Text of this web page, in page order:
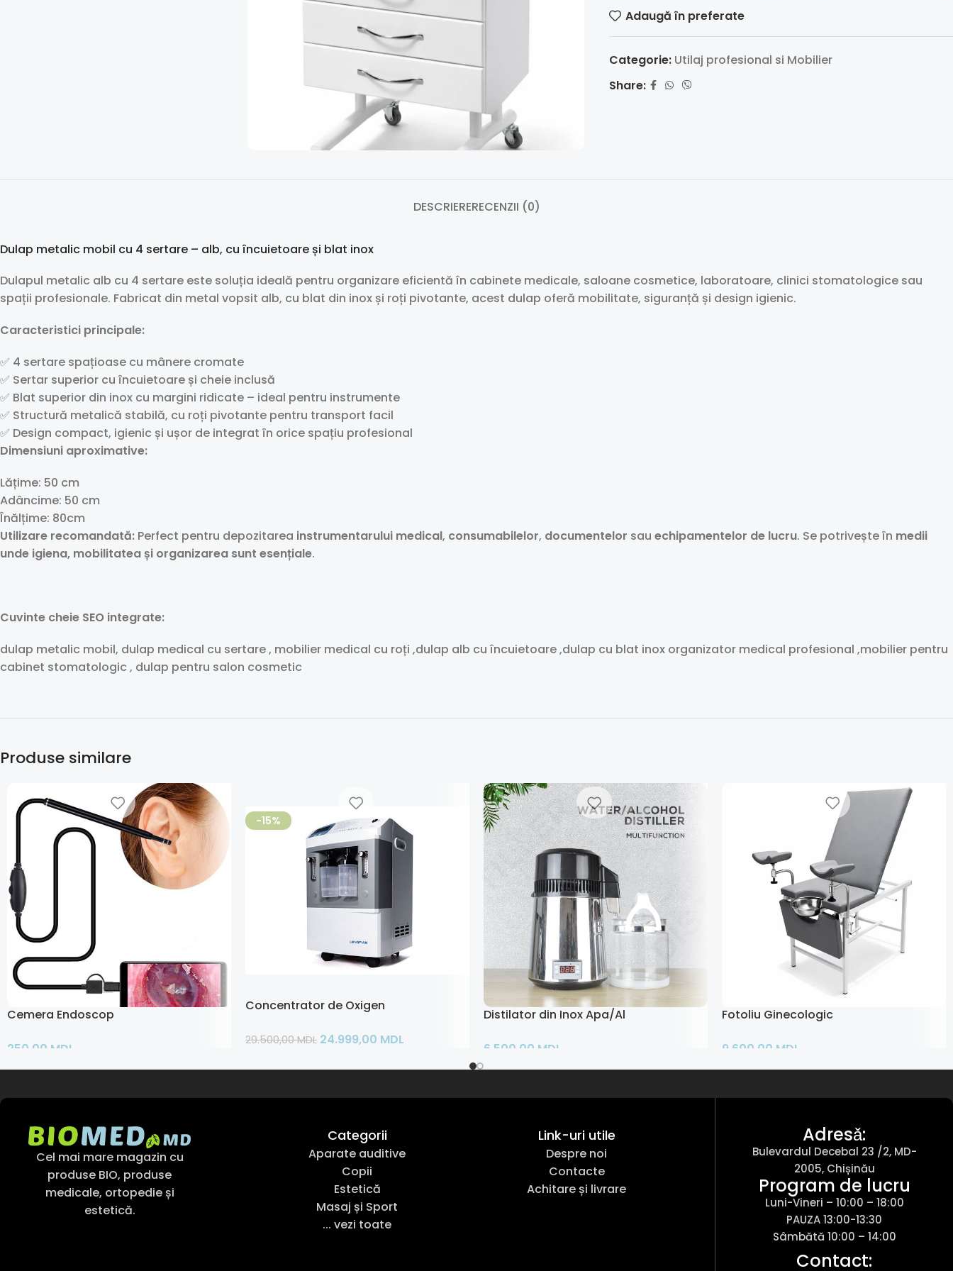
Adaugă în preferate
Categorie: Utilaj profesional si Mobilier
Share:
DESCRIERERECENZII (0)
Dulap metalic mobil cu 4 sertare – alb, cu încuietoare și blat inox
Dulapul metalic alb cu 4 sertare este soluția ideală pentru organizare eficientă în cabinete medicale, saloane cosmetice, laboratoare, clinici stomatologice sau
spații profesionale. Fabricat din metal vopsit alb, cu blat din inox și roți pivotante, acest dulap oferă mobilitate, siguranță și design igienic.
Caracteristici principale:
✅ 4 sertare spațioase cu mânere cromate
✅ Sertar superior cu încuietoare și cheie inclusă
✅ Blat superior din inox cu margini ridicate – ideal pentru instrumente
✅ Structură metalică stabilă, cu roți pivotante pentru transport facil
✅ Design compact, igienic și ușor de integrat în orice spațiu profesional
Dimensiuni aproximative:
Lățime: 50 cm
Adâncime: 50 cm
Înălțime: 80cm
Utilizare recomandată: Perfect pentru depozitarea instrumentarului medical, consumabilelor, documentelor sau echipamentelor de lucru. Se potrivește în medii
unde igiena, mobilitatea și organizarea sunt esențiale.
Cuvinte cheie SEO integrate:
dulap metalic mobil, dulap medical cu sertare , mobilier medical cu roți ,dulap alb cu încuietoare ,dulap cu blat inox organizator medical profesional ,mobilier pentru
cabinet stomatologic , dulap pentru salon cosmetic
Produse similare
Cemera Endoscop
250,00 MDL
Adaugă În Coș
-15%
Concentrator de Oxigen 10 L
29.500,00MDL 24.999,00 MDL
Distilator din Inox Apa/Alcool
6.500,00 MDL
Adaugă În Coș
Fotoliu Ginecologic
9.600,00 MDL
Adaugă În Coș
Cel mai mare magazin cu
produse BIO, produse
medicale, ortopedie și
estetică.
Categorii
Aparate auditive
Copii
Estetică
Masaj și Sport
... vezi toate
Link-uri utile
Despre noi
Contacte
Achitare și livrare
Adresǎ:
Bulevardul Decebal 23 /2, MD-
2005, Chișinău
Program de lucru
Luni-Vineri – 10:00 – 18:00
PAUZA 13:00-13:30
Sâmbătă 10:00 – 14:00
Contact: